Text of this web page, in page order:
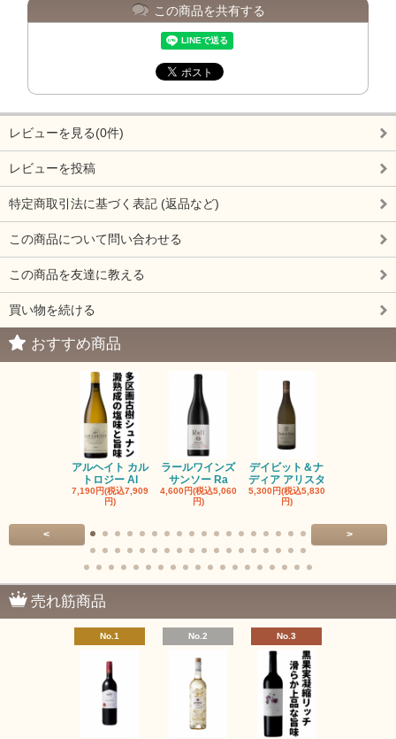
この商品を共有する
レビューを見る(0件)
レビューを投稿
特定商取引法に基づく表記 (返品など)
この商品について問い合わせる
この商品を友達に教える
買い物を続ける
おすすめ商品
アルヘイト カル
トロジー Al
7,190円(税込7,909
円)
ラールワインズ
サンソー Ra
4,600円(税込5,060
円)
デイビット＆ナ
ディア アリスタ
5,300円(税込5,830
円)
< >
売れ筋商品
No.1 No.2 No.3